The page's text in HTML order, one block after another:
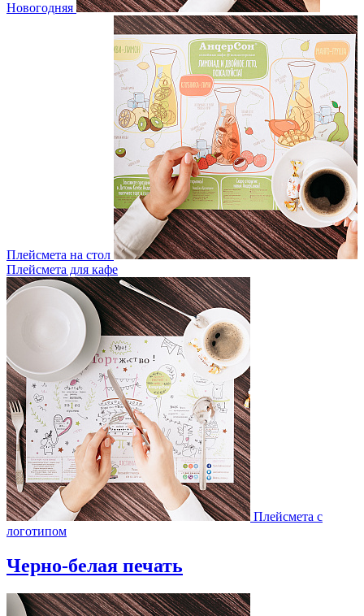
Новогодняя
Плейсмета на стол
Плейсмета для кафе
Плейсмета с
логотипом
Черно-белая печать